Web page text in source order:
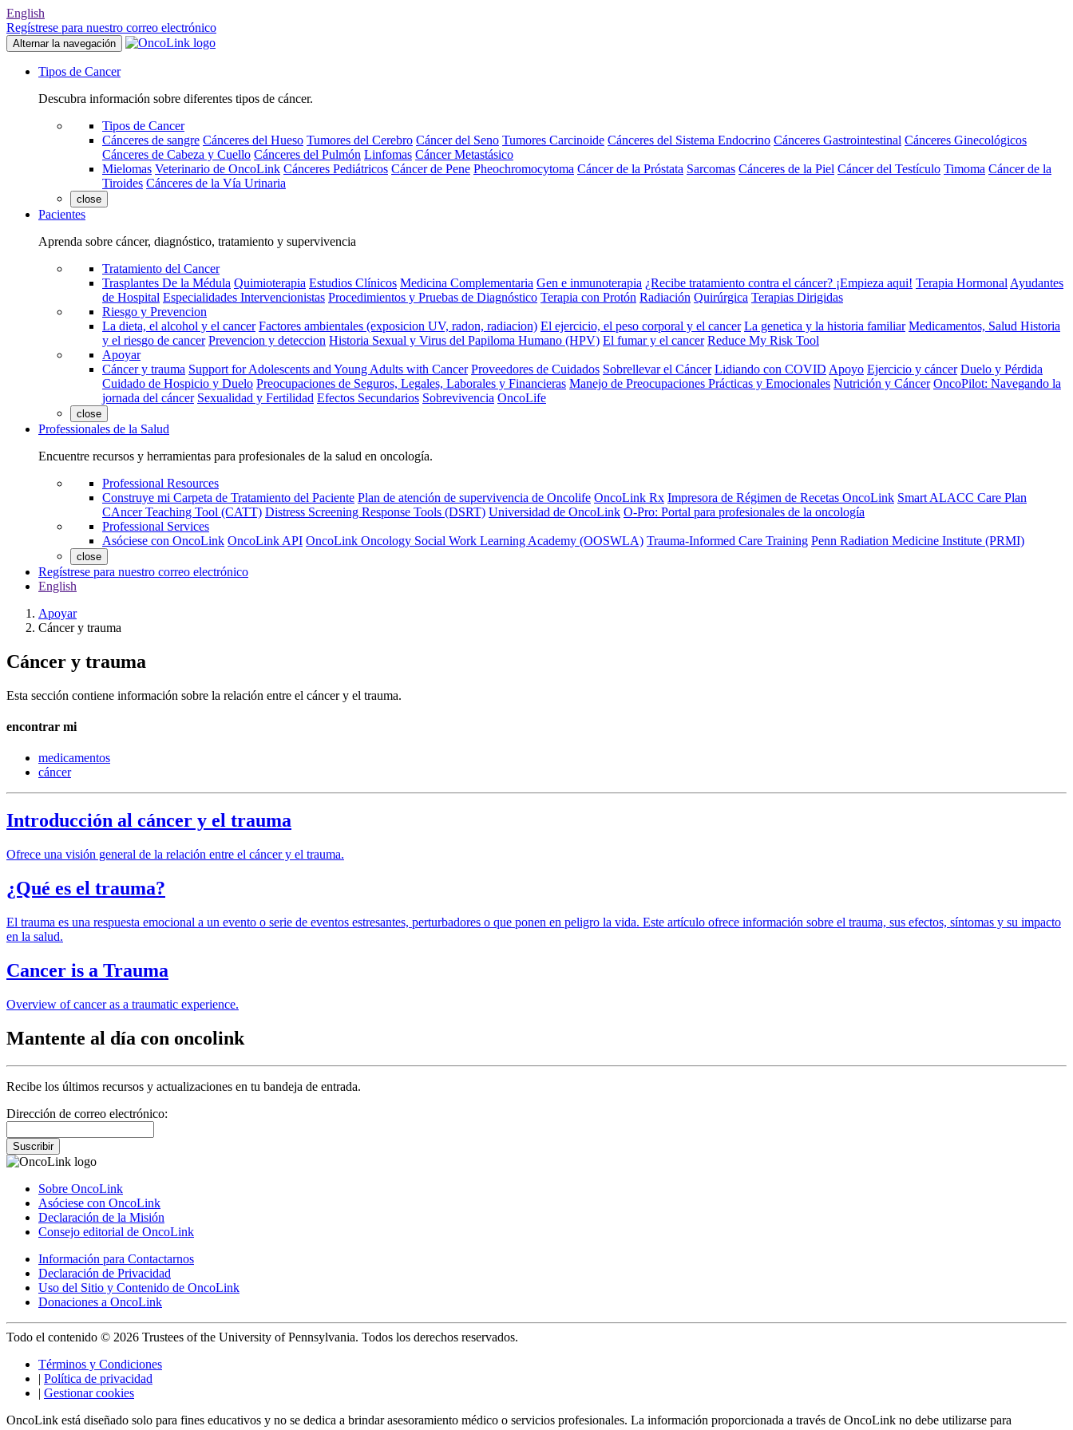
English
Regístrese para nuestro correo electrónico
Alternar la navegación
Tipos de Cancer
Descubra información sobre diferentes tipos de cáncer.
Tipos de Cancer
Cánceres de sangre Cánceres del Hueso Tumores del Cerebro Cáncer del Seno Tumores Carcinoide Cánceres del Sistema Endocrino Cánceres Gastrointestinal Cánceres Ginecológicos
Cánceres de Cabeza y Cuello Cánceres del Pulmón Linfomas Cáncer Metastásico
Mielomas Veterinario de OncoLink Cánceres Pediátricos Cáncer de Pene Pheochromocytoma Cáncer de la Próstata Sarcomas Cánceres de la Piel Cáncer del Testículo Timoma Cáncer de la
Tiroides Cánceres de la Vía Urinaria
close
Pacientes
Aprenda sobre cáncer, diagnóstico, tratamiento y supervivencia
Tratamiento del Cancer
Trasplantes De la Médula Quimioterapia Estudios Clínicos Medicina Complementaria Gen e inmunoterapia ¿Recibe tratamiento contra el cáncer? ¡Empieza aqui! Terapia Hormonal Ayudantes
de Hospital Especialidades Intervencionistas Procedimientos y Pruebas de Diagnóstico Terapia con Protón Radiación Quirúrgica Terapias Dirigidas
Riesgo y Prevencion
La dieta, el alcohol y el cancer Factores ambientales (exposicion UV, radon, radiacion) El ejercicio, el peso corporal y el cancer La genetica y la historia familiar Medicamentos, Salud Historia
y el riesgo de cancer Prevencion y deteccion Historia Sexual y Virus del Papiloma Humano (HPV) El fumar y el cancer Reduce My Risk Tool
Apoyar
Cáncer y trauma Support for Adolescents and Young Adults with Cancer Proveedores de Cuidados Sobrellevar el Cáncer Lidiando con COVID Apoyo Ejercicio y cáncer Duelo y Pérdida
Cuidado de Hospicio y Duelo Preocupaciones de Seguros, Legales, Laborales y Financieras Manejo de Preocupaciones Prácticas y Emocionales Nutrición y Cáncer OncoPilot: Navegando la
jornada del cáncer Sexualidad y Fertilidad Efectos Secundarios Sobrevivencia OncoLife
close
Professionales de la Salud
Encuentre recursos y herramientas para profesionales de la salud en oncología.
Professional Resources
Construye mi Carpeta de Tratamiento del Paciente Plan de atención de supervivencia de Oncolife OncoLink Rx Impresora de Régimen de Recetas OncoLink Smart ALACC Care Plan
CAncer Teaching Tool (CATT) Distress Screening Response Tools (DSRT) Universidad de OncoLink O-Pro: Portal para profesionales de la oncología
Professional Services
Asóciese con OncoLink OncoLink API OncoLink Oncology Social Work Learning Academy (OOSWLA) Trauma-Informed Care Training Penn Radiation Medicine Institute (PRMI)
close
Regístrese para nuestro correo electrónico
English
Apoyar
Cáncer y trauma
Cáncer y trauma
Esta sección contiene información sobre la relación entre el cáncer y el trauma.
encontrar mi
medicamentos
cáncer
Introducción al cáncer y el trauma
Ofrece una visión general de la relación entre el cáncer y el trauma.
¿Qué es el trauma?
El trauma es una respuesta emocional a un evento o serie de eventos estresantes, perturbadores o que ponen en peligro la vida. Este artículo ofrece información sobre el trauma, sus efectos, síntomas y su impacto
en la salud.
Cancer is a Trauma
Overview of cancer as a traumatic experience.
Mantente al día con oncolink
Recibe los últimos recursos y actualizaciones en tu bandeja de entrada.
Dirección de correo electrónico:
Suscribir
Sobre OncoLink
Asóciese con OncoLink
Declaración de la Misión
Consejo editorial de OncoLink
Información para Contactarnos
Declaración de Privacidad
Uso del Sitio y Contenido de OncoLink
Donaciones a OncoLink
Todo el contenido © 2026 Trustees of the University of Pennsylvania. Todos los derechos reservados.
Términos y Condiciones
| Política de privacidad
| Gestionar cookies
OncoLink está diseñado solo para fines educativos y no se dedica a brindar asesoramiento médico o servicios profesionales. La información proporcionada a través de OncoLink no debe utilizarse para